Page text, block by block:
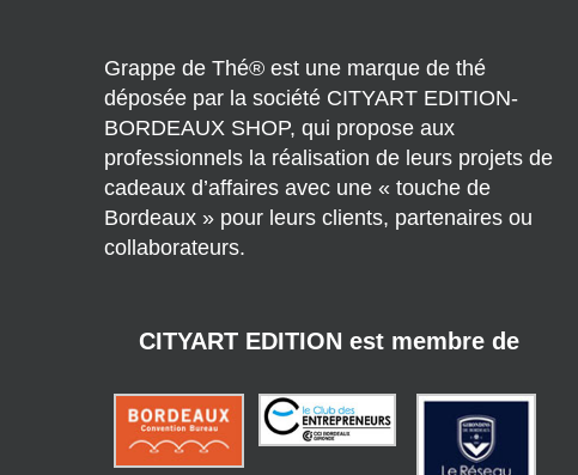
Grappe de Thé® est une marque de thé
déposée par la société CITYART EDITION-
BORDEAUX SHOP, qui propose aux
professionnels la réalisation de leurs projets de
cadeaux d’affaires avec une « touche de
Bordeaux » pour leurs clients, partenaires ou
collaborateurs.
CITYART EDITION est membre de